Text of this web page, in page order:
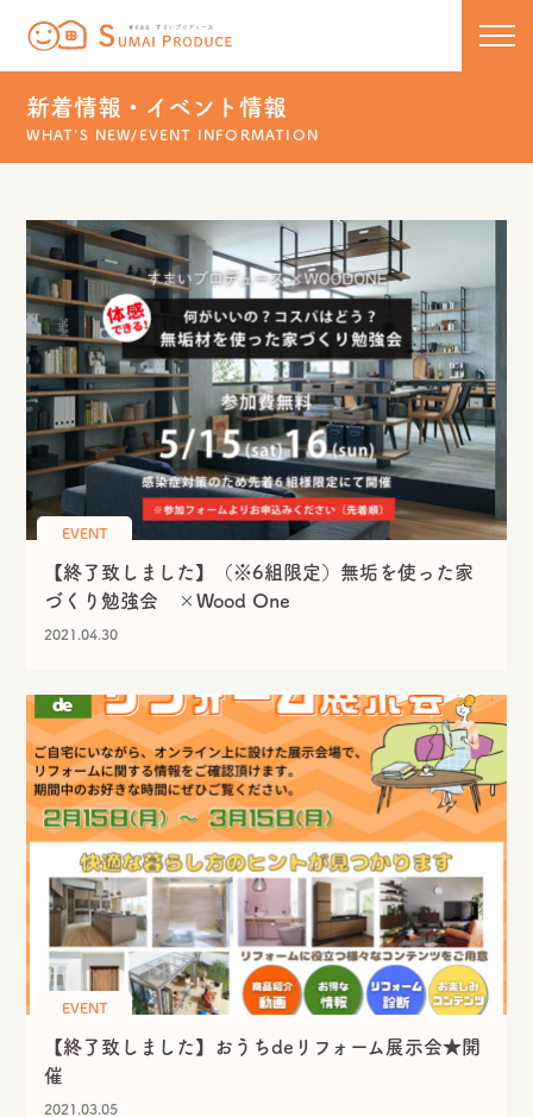
コンセプト
新築
住宅ラインナップ
COCOCHIE
U110
HOMA
新築実績一覧
リノベーション
リフォーム・リノベーション
50代からのセカンドライフ
リフォーム実績一覧
こだわりの工法
保証について
新着情報・イベント
スタッフブログ
お問い合わせ
自動換気システム
電話でのお問い合せはこちらから
TEL.0120-358-724
受付時間 午前8：30～午後5：30
定休日 日曜・水曜・祝日
新着情報・イベント情報
WHAT'S NEW/EVENT INFORMATION
EVENT
【終了致しました】（※6組限定）無垢を使った家
づくり勉強会 ×Wood One
2021.04.30
EVENT
【終了致しました】おうちdeリフォーム展示会★開
催
2021.03.05